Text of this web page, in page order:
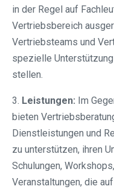
in der Regel auf
Vertriebsbereich
Vertriebsteams und
spezielle
stellen.
3. Leistungen: Im
bieten
Dienstleistungen und
zu unterstützen, ihren
Schulungen,
Veranstaltungen, die